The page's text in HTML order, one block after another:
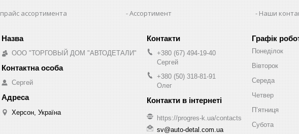
прайс ассортимента Ассортимент Наши
ООО "ТОРГОВЫЙ ДОМ "АВТОДЕТАЛИ"
Сергей
Херсон, Україна
+380 (67) 494-19-40
Сергей
+380 (50) 318-81-91
Олег
https://progres-k.ua/contacts
sv@auto-detal.com.ua
Графік
Понеділок
Вівторок
Середа
Четвер
Пʼятниця
Субота